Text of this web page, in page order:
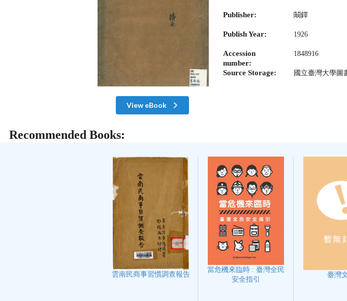
View eBook
Publisher: 鬫鐸
Publish Year: 1926
Accession
number:
1848916
Source Storage: 國立臺灣大學圖
Recommended Books:
雲南民商事習慣調查報告
當危機來臨時 : 臺灣全民
安全指引
臺灣